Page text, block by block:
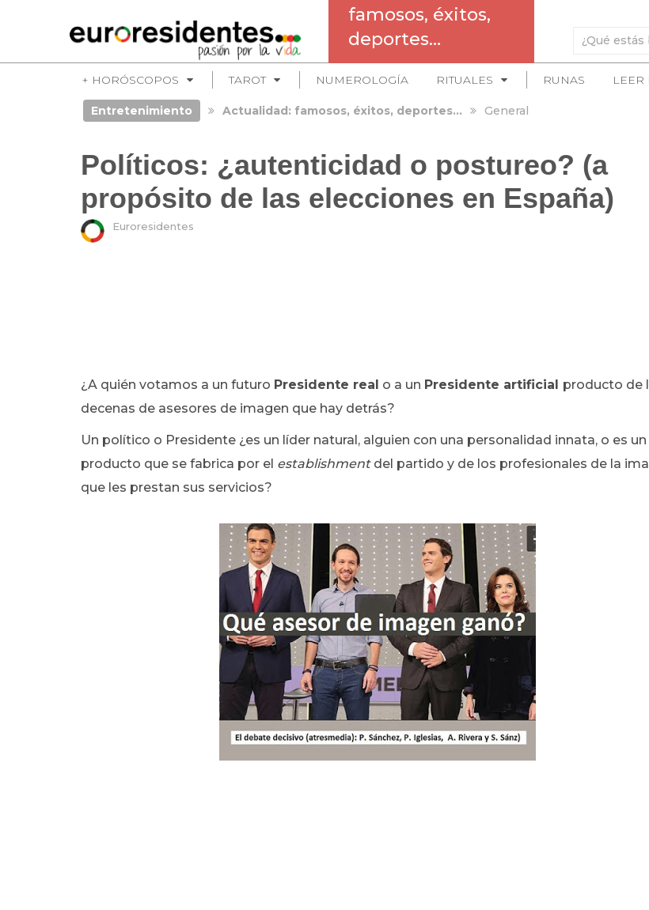
famosos, éxitos,
deportes…
+ HORÓSCOPOS TAROT NUMEROLOGÍA RITUALES RUNAS LEER
Entretenimiento Actualidad: famosos, éxitos, deportes… General
Políticos: ¿autenticidad o postureo? (a
propósito de las elecciones en España)
Euroresidentes
¿A quién votamos a un futuro Presidente real o a un Presidente artificial producto de
decenas de asesores de imagen que hay detrás?
Un político o Presidente ¿es un líder natural, alguien con una personalidad innata, o es un
producto que se fabrica por el establishmentdel partido y de los profesionales de la
que les prestan sus servicios?